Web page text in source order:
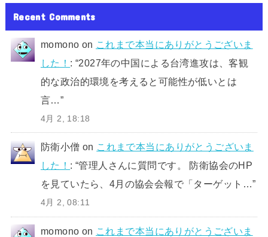
Recent Comments
momono on これまで本当にありがとうございま
した！ : “2027年の中国による台湾進攻は、客観
的な政治的環境を考えると可能性が低いとは
言…”
4月 2, 18:18
防衛小僧 on これまで本当にありがとうございま
した！ : “管理人さんに質問です。 防衛協会のHP
を見ていたら、4月の協会会報で「ターゲット…”
4月 2, 08:11
momono on これまで本当にありがとうございま